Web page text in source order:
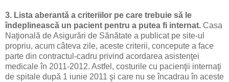
3. Lista aberantă a criteriilor pe care trebuie să le
îndeplinească un pacient pentru a putea fi internat. Casa
Naţională de Asigurări de Sănătate a publicat pe site-ul
propriu, acum câteva zile, aceste criterii, concepute a face
parte din contractul-cadru privind acordarea asistenţei
medicale în 2011-2012. Astfel, costurile cu pacienţii internaţi
de spitale după 1 iunie 2011 şi care nu se încadrau în aceste